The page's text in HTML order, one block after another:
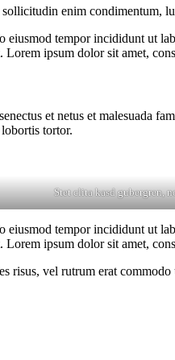
enim condimentum,
eiusmod tempor incididunt ut
ipsum dolor sit amet,
et netus et malesuada
tortor.
Stet clita kasd gubergren,
eiusmod tempor incididunt ut
ipsum dolor sit amet,
vel rutrum erat